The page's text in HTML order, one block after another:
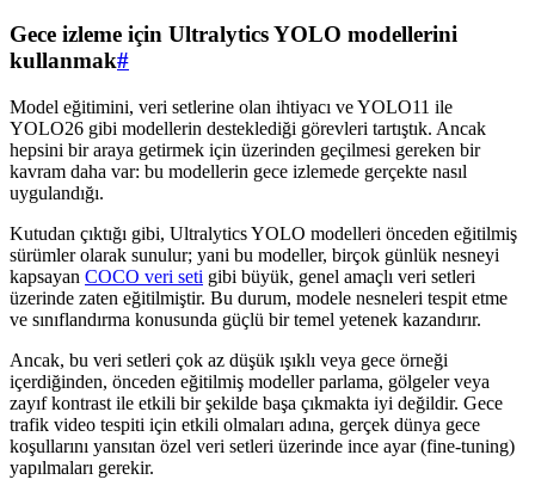
Gece izleme için Ultralytics YOLO modellerini
kullanmak#
Model eğitimini, veri setlerine olan ihtiyacı ve YOLO11 ile
YOLO26 gibi modellerin desteklediği görevleri tartıştık. Ancak
hepsini bir araya getirmek için üzerinden geçilmesi gereken bir
kavram daha var: bu modellerin gece izlemede gerçekte nasıl
uygulandığı.
Kutudan çıktığı gibi, Ultralytics YOLO modelleri önceden eğitilmiş
sürümler olarak sunulur; yani bu modeller, birçok günlük nesneyi
kapsayan COCO veri seti gibi büyük, genel amaçlı veri setleri
üzerinde zaten eğitilmiştir. Bu durum, modele nesneleri tespit etme
ve sınıflandırma konusunda güçlü bir temel yetenek kazandırır.
Ancak, bu veri setleri çok az düşük ışıklı veya gece örneği
içerdiğinden, önceden eğitilmiş modeller parlama, gölgeler veya
zayıf kontrast ile etkili bir şekilde başa çıkmakta iyi değildir. Gece
trafik video tespiti için etkili olmaları adına, gerçek dünya gece
koşullarını yansıtan özel veri setleri üzerinde ince ayar (fine-tuning)
yapılmaları gerekir.